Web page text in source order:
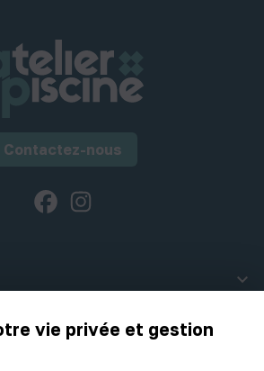
vie privée et gestion
Contactez-nous
Facebook
